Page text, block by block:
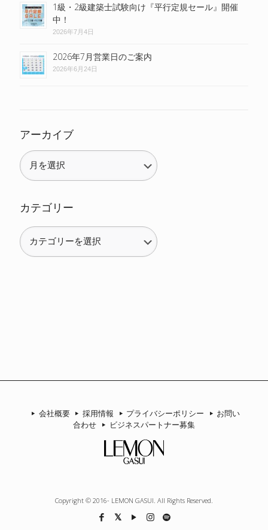
1級・2級建築士試験向け『平行定規セール』開催
中！
2026年7月4日
2026年7月営業日のご案内
2026年6月24日
アーカイブ
カテゴリー
カ
テ
ゴ
会社概要 採用情報 プライバシーポリシー
お問い
合わせ
ビジネスパートナー募集
Copyright © 2016- LEMON GASUI. All Rights Reserved.